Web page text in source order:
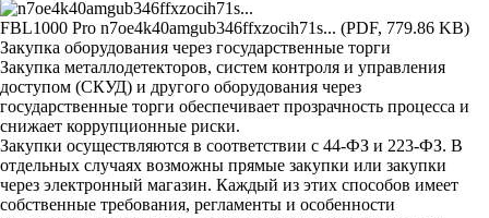
FBL1000 Pro n7oe4k40amgub346ffxzocih71s... (PDF, 779.86 KB)
Закупка оборудования через государственные торги
Закупка металлодетекторов, систем контроля и управления
доступом (СКУД) и другого оборудования через
государственные торги обеспечивает прозрачность процесса и
снижает коррупционные риски.
Закупки осуществляются в соответствии с 44-ФЗ и 223-ФЗ. В
отдельных случаях возможны прямые закупки или закупки
через электронный магазин. Каждый из этих способов имеет
собственные требования, регламенты и особенности